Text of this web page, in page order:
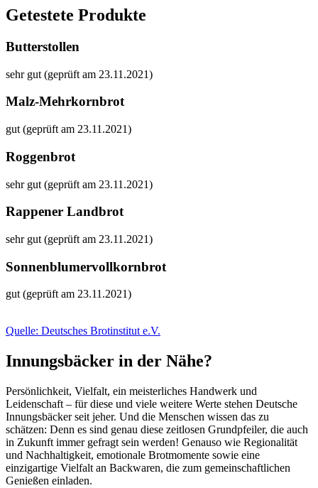
Getestete Produkte
Butterstollen
sehr gut (geprüft am 23.11.2021)
Malz-Mehrkornbrot
gut (geprüft am 23.11.2021)
Roggenbrot
sehr gut (geprüft am 23.11.2021)
Rappener Landbrot
sehr gut (geprüft am 23.11.2021)
Sonnenblumervollkornbrot
gut (geprüft am 23.11.2021)
Quelle: Deutsches Brotinstitut e.V.
Innungsbäcker in der Nähe?
Persönlichkeit, Vielfalt, ein meisterliches Handwerk und
Leidenschaft – für diese und viele weitere Werte stehen Deutsche
Innungsbäcker seit jeher. Und die Menschen wissen das zu
schätzen: Denn es sind genau diese zeitlosen Grundpfeiler, die auch
in Zukunft immer gefragt sein werden! Genauso wie Regionalität
und Nachhaltigkeit, emotionale Brotmomente sowie eine
einzigartige Vielfalt an Backwaren, die zum gemeinschaftlichen
Genießen einladen.